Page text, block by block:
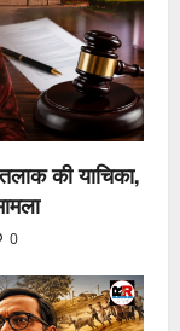
की याचिका,
0